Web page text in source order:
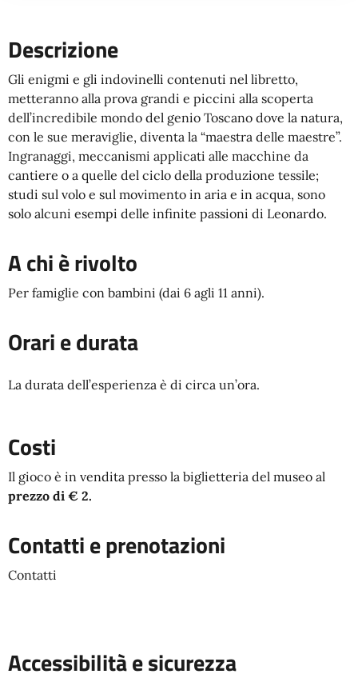
Descrizione
Gli enigmi e gli indovinelli contenuti nel libretto,
metteranno alla prova grandi e piccini alla scoperta
dell’incredibile mondo del genio Toscano dove la natura,
con le sue meraviglie, diventa la “maestra delle maestre”.
Ingranaggi, meccanismi applicati alle macchine da
cantiere o a quelle del ciclo della produzione tessile;
studi sul volo e sul movimento in aria e in acqua, sono
solo alcuni esempi delle infinite passioni di Leonardo.
A chi è rivolto
Per famiglie con bambini (dai 6 agli 11 anni).
Orari e durata
La durata dell’esperienza è di circa un’ora.
Costi
Il gioco è in vendita presso la biglietteria del museo al
prezzo di € 2.
Contatti e prenotazioni
Contatti
Accessibilità e sicurezza